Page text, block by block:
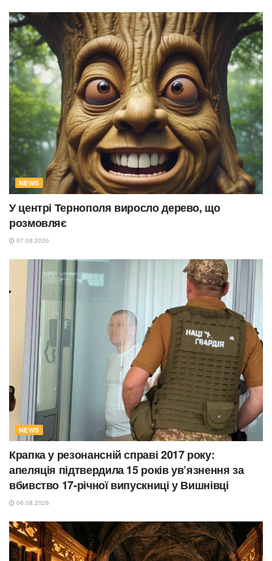
NEWS
У центрі Тернополя виросло дерево, що
розмовляє
07.08.2026
NEWS
Крапка у резонансній справі 2017 року:
апеляція підтвердила 15 років ув’язнення за
вбивство 17-річної випускниці у Вишнівці
06.08.2026